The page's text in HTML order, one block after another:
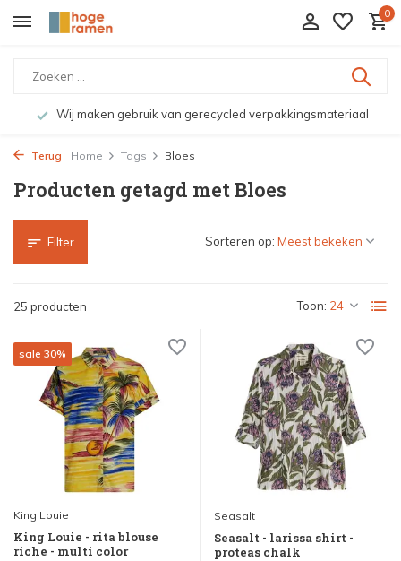
0
Wij maken gebruik van gerecycled verpakkingsmateriaal
Terug Home Tags Bloes
Producten getagd met Bloes
Filter
25 producten Toon:
Sorteren op:
sale 30%
King Louie
King Louie - rita blouse
riche - multi color
Seasalt
Seasalt - larissa shirt -
proteas chalk